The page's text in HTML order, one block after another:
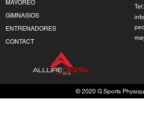
MAYOREO
GIMNASIOS
ENTRENADORES
CONTACT
© 2020 G Sports